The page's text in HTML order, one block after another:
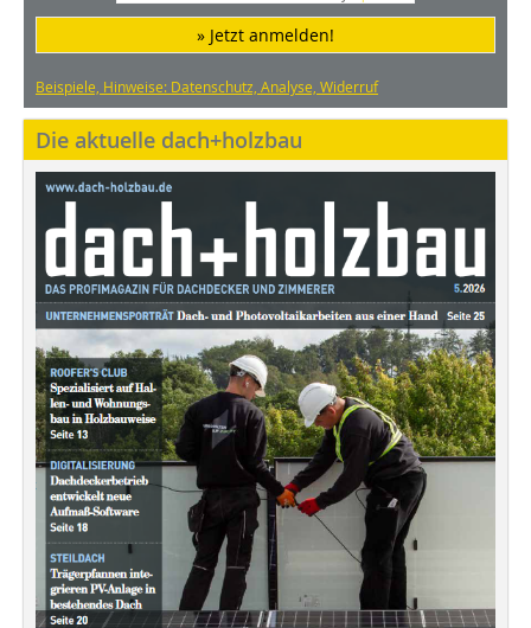
» Jetzt anmelden!
Beispiele, Hinweise: Datenschutz, Analyse, Widerruf
Die aktuelle dach+holzbau